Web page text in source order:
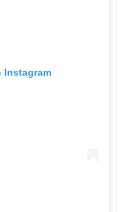
Instagram